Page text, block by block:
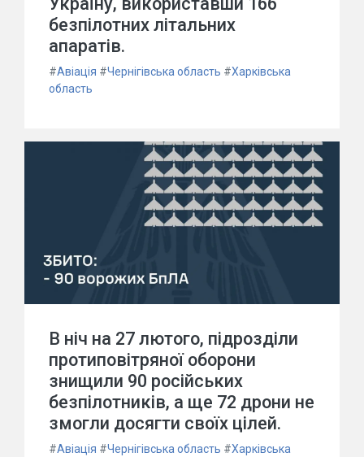
безпілотних літальних
апаратів.
#Авіація #Чернігівська область #Харківська
область
В ніч на 27 лютого, підрозділи
протиповітряної оборони
знищили 90 російських
безпілотників, а ще 72 дрони не
змогли досягти своїх цілей.
#Авіація #Чернігівська область #Харківська